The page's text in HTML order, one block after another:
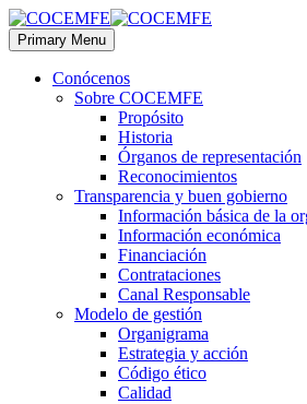
Primary Menu
Conócenos
Sobre COCEMFE
Propósito
Historia
Órganos de representación
Reconocimientos
Transparencia y buen gobierno
Información básica de la
Información económica
Financiación
Contrataciones
Canal Responsable
Modelo de gestión
Organigrama
Estrategia y acción
Código ético
Calidad